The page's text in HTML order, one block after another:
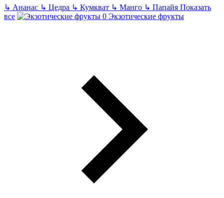
↳ Ананас ↳ Цедра ↳ Кумкват ↳ Манго ↳ Папайя Показать
все
Экзотические фрукты